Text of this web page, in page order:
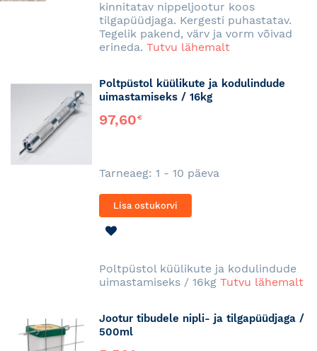
kinnitatav nippeljootur koos
tilgapüüdjaga. Kergesti puhastatav.
Tegelik pakend, värv ja vorm võivad
erineda. Tutvu lähemalt
Poltpüstol küülikute ja kodulindude
uimastamiseks / 16kg
97,60€
Tarneaeg: 1 - 10 päeva
Lisa ostukorvi
Poltpüstol küülikute ja kodulindude
uimastamiseks / 16kg Tutvu lähemalt
Jootur tibudele nipli- ja tilgapüüdjaga /
500ml